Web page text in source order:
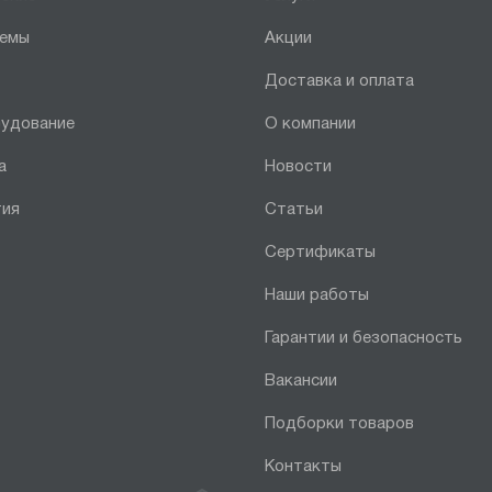
Акции
Доставка и оплата
О компании
Новости
Статьи
Сертификаты
Наши работы
Гарантии и безопасность
Вакансии
Подборки товаров
Контакты